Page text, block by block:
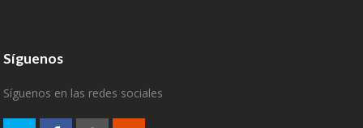
Síguenos
Síguenos en las redes sociales